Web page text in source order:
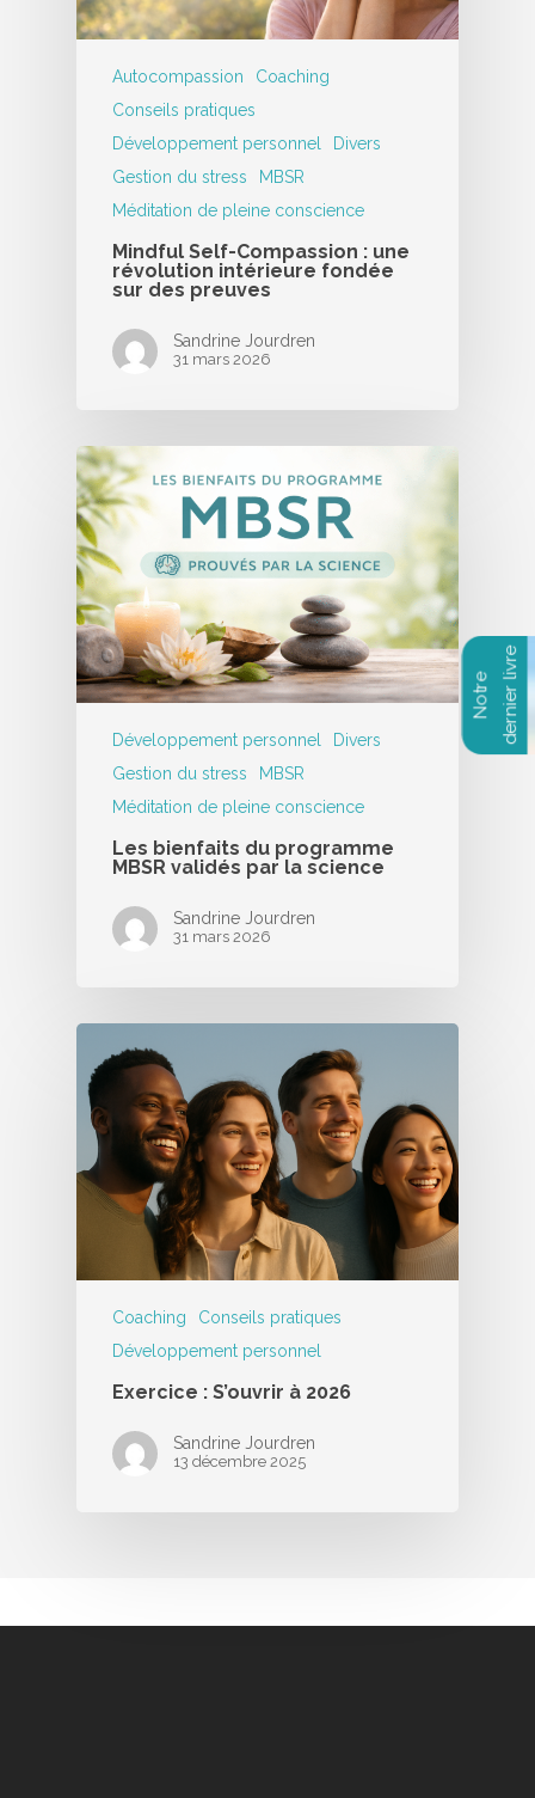
Autocompassion
Coaching
Conseils pratiques
Développement personnel
Divers
Gestion du stress
MBSR
Méditation de pleine conscience
Mindful Self-Compassion : une
révolution intérieure fondée
sur des preuves
Sandrine Jourdren
31 mars 2026
Développement personnel
Divers
Gestion du stress
MBSR
Méditation de pleine conscience
Les bienfaits du programme
MBSR validés par la science
Sandrine Jourdren
31 mars 2026
Coaching
Conseils pratiques
Développement personnel
Exercice : S’ouvrir à 2026
Sandrine Jourdren
13 décembre 2025